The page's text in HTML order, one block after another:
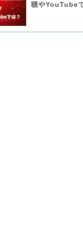
聴やYouTube